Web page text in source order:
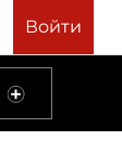
Войти